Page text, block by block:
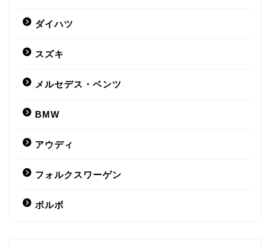
ダイハツ
スズキ
メルセデス・ベンツ
BMW
アウディ
フォルクスワーゲン
ボルボ